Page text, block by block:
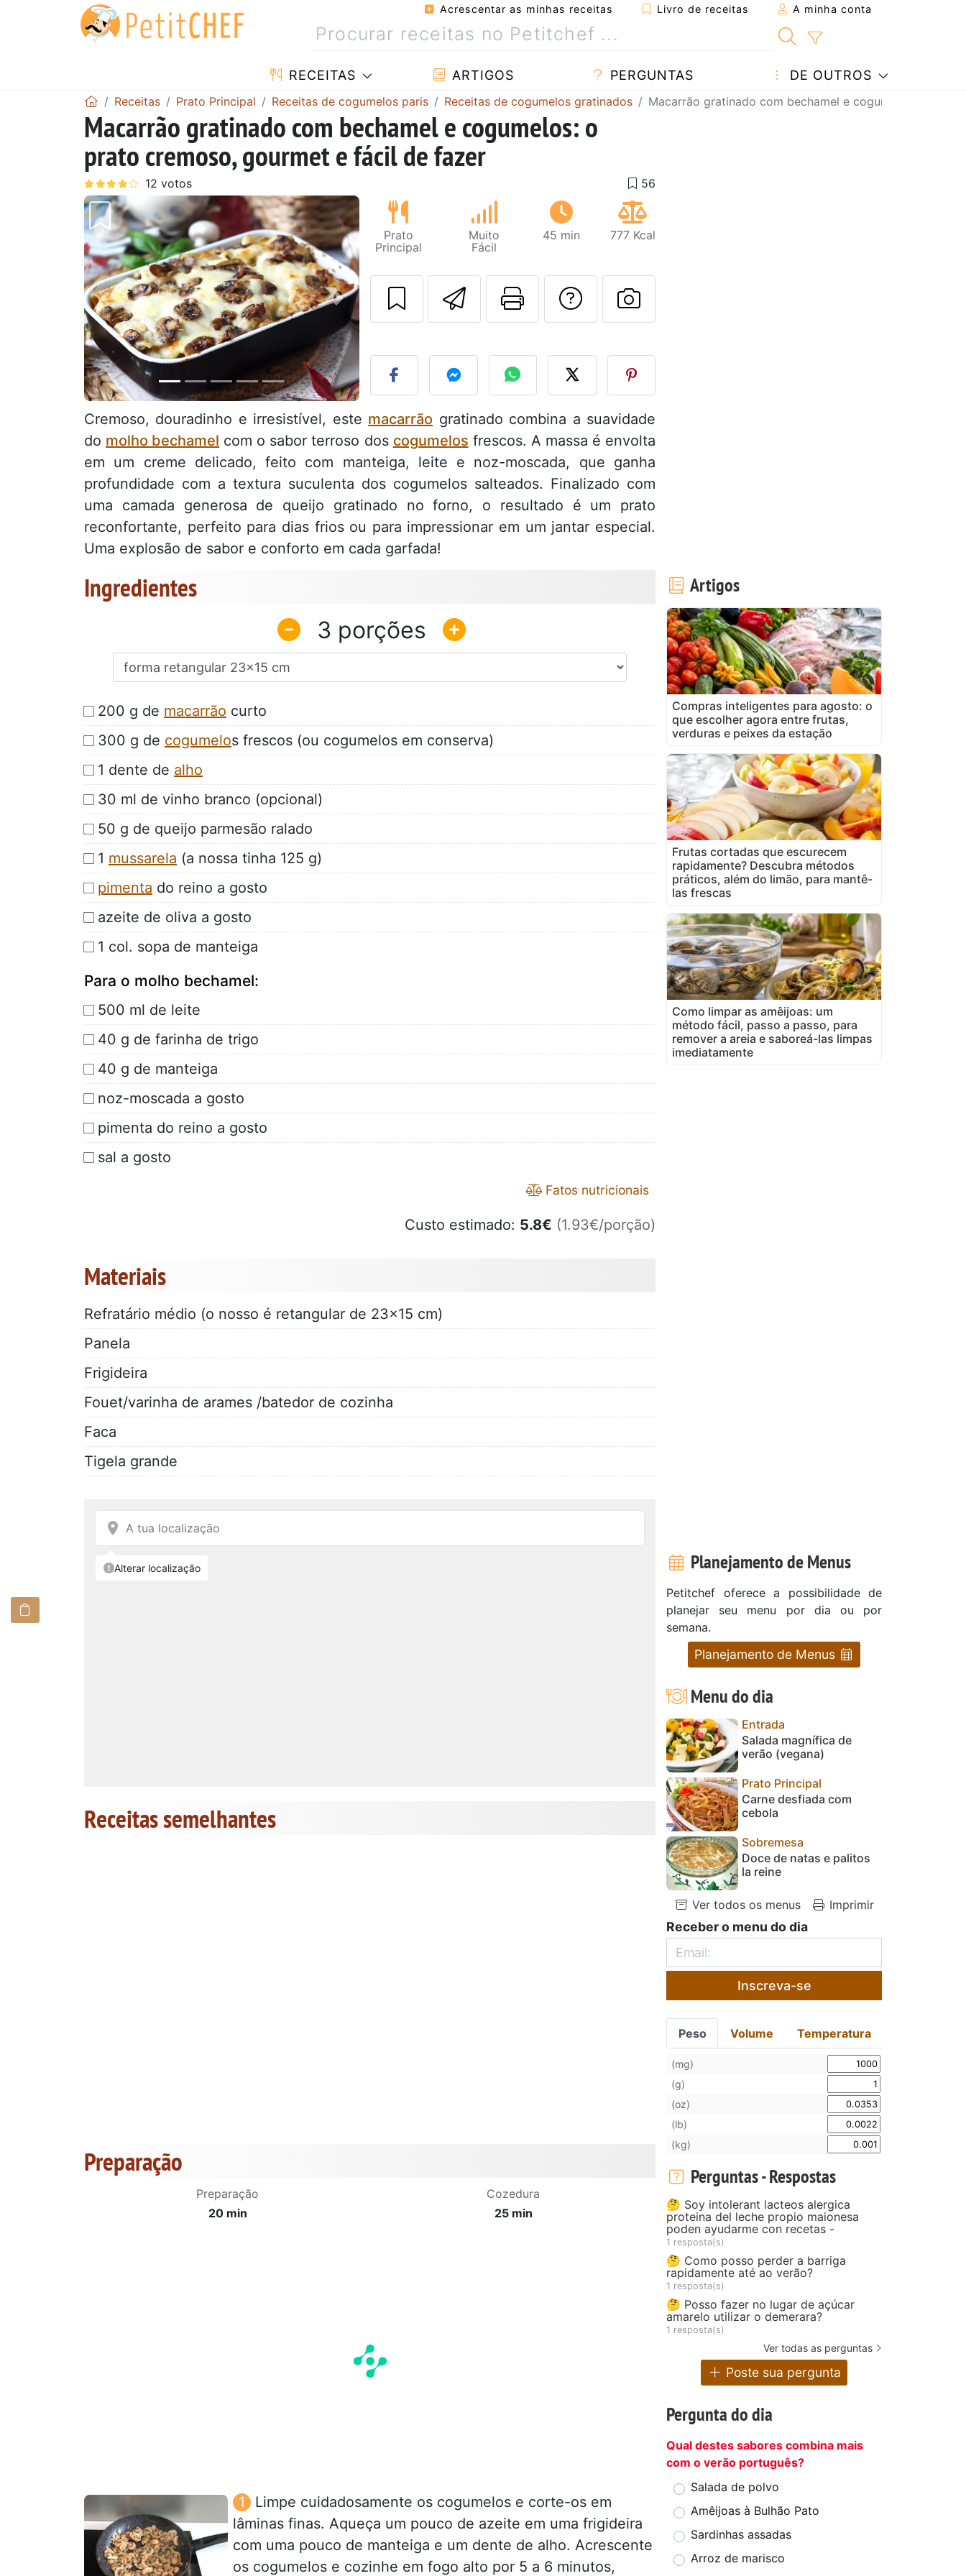
Acrescentar as minhas receitas Livro de receitas A minha conta
RECEITAS ARTIGOS PERGUNTAS DE OUTROS
Receitas Prato Principal Receitas de cogumelos paris Receitas de cogumelos gratinados Macarrão gratinado com bechamel e cogumelos: o
Macarrão gratinado com bechamel e cogumelos: o
prato cremoso, gourmet e fácil de fazer
Anterior Next
Prato
Principal
Muito
Fácil
45 min 777 Kcal
Enviar esta receita a um amigo
Imprima esta página
Falar com o autor da receita
Fez esta receita? Compartilhe
Cremoso, douradinho e irresistível, este macarrão gratinado combina a suavidade
do molho bechamel com o sabor terroso dos cogumelos frescos. A massa é envolta
em um creme delicado, feito com manteiga, leite e noz-moscada, que ganha
profundidade com a textura suculenta dos cogumelos salteados. Finalizado com
uma camada generosa de queijo gratinado no forno, o resultado é um prato
reconfortante, perfeito para dias frios ou para impressionar em um jantar especial.
Uma explosão de sabor e conforto em cada garfada!
Ingredientes
3
200 g de macarrão curto
300 g de cogumelos frescos (ou cogumelos em conserva)
1 dente de alho
30 ml de vinho branco (opcional)
50 g de queijo parmesão ralado
1 mussarela (a nossa tinha 125 g)
pimenta do reino a gosto
azeite de oliva a gosto
1 col. sopa de manteiga
Para o molho bechamel:
500 ml de leite
40 g de farinha de trigo
40 g de manteiga
noz-moscada a gosto
pimenta do reino a gosto
sal a gosto
Fatos nutricionais
Custo estimado: 5.8€ (1.93€/porção)
Materiais
Refratário médio (o nosso é retangular de 23x15 cm)
Panela
Frigideira
Fouet/varinha de arames /batedor de cozinha
Faca
Tigela grande
Receitas semelhantes
Preparação
Preparação
20 min
Cozedura
25 min
Limpe cuidadosamente os cogumelos e corte-os em
lâminas finas. Aqueça um pouco de azeite em uma frigideira
com uma pouco de manteiga e um dente de alho. Acrescente
os cogumelos e cozinhe em fogo alto por 5 a 6 minutos,
Artigos
Compras inteligentes para agosto: o
que escolher agora entre frutas,
verduras e peixes da estação
Frutas cortadas que escurecem
rapidamente? Descubra métodos
práticos, além do limão, para mantê-
las frescas
Como limpar as amêijoas: um
método fácil, passo a passo, para
remover a areia e saboreá-las limpas
imediatamente
Planejamento de Menus
Petitchef oferece a possibilidade de
planejar seu menu por dia ou por
semana.
Planejamento de Menus
Menu do dia
Entrada
Salada magnífica de
verão (vegana)
Prato Principal
Carne desfiada com
cebola
Sobremesa
Doce de natas e palitos
la reine
Ver todos os menus Imprimir
Receber o menu do dia
Inscreva-se
Peso Volume Temperatura
(mg)
(g)
(oz)
(lb)
(kg)
Perguntas - Respostas
🤔 Soy intolerant lacteos alergica
proteina del leche propio maionesa
poden ayudarme con recetas -
1 resposta(s)
🤔 Como posso perder a barriga
rapidamente até ao verão?
1 resposta(s)
🤔 Posso fazer no lugar de açúcar
amarelo utilizar o demerara?
1 resposta(s)
Ver todas as perguntas
Poste sua pergunta
Pergunta do dia
Qual destes sabores combina mais
com o verão português?
Salada de polvo
Amêijoas à Bulhão Pato
Sardinhas assadas
Arroz de marisco